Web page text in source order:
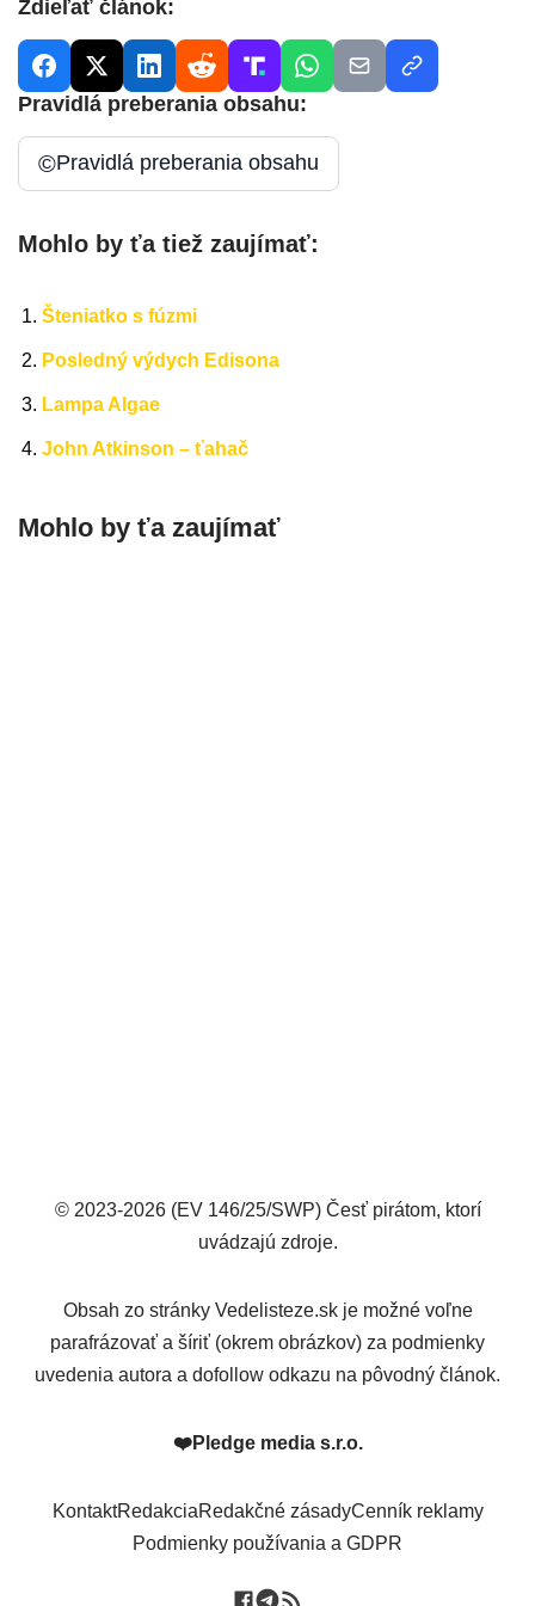
Zdieľať článok:
Pravidlá preberania obsahu:
©Pravidlá preberania obsahu
Mohlo by ťa tiež zaujímať:
Šteniatko s fúzmi
Posledný výdych Edisona
Lampa Algae
John Atkinson – ťahač
Mohlo by ťa zaujímať
© 2023-2026 (EV 146/25/SWP) Česť pirátom, ktorí
uvádzajú zdroje.
Obsah zo stránky Vedelisteze.sk je možné voľne
parafrázovať a šíriť (okrem obrázkov) za podmienky
uvedenia autora a dofollow odkazu na pôvodný článok.
❤️Pledge media s.r.o.
KontaktRedakciaRedakčné zásadyCenník reklamy
Podmienky používania a GDPR